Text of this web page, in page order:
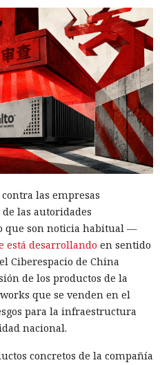
las empresas
las autoridades
que son noticia habitual —
está desarrollando en sentido
Ciberespacio de China
de los productos de la
que se venden en el
para la infraestructura
nacional.
concretos de la compañía